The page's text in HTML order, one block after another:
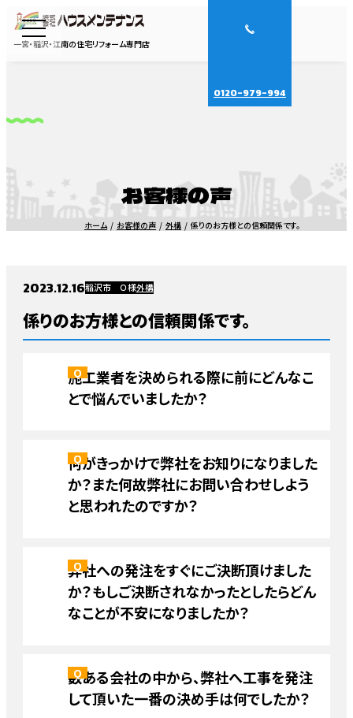
一宮・稲沢・江南の住宅リフォーム専門店
0120-979-994
お客様の声
ホーム お客様の声 外構 係りのお方様との信頼関係です。
2023.12.16稲沢市 Ｏ様外構
係りのお方様との信頼関係です。
施工業者を決められる際に前にどんなこ
とで悩んでいましたか？
何がきっかけで弊社をお知りになりました
か？また何故弊社にお問い合わせしよう
と思われたのですか？
弊社への発注をすぐにご決断頂けました
か？もしご決断されなかったとしたらどん
なことが不安になりましたか？
数ある会社の中から、弊社へ工事を発注
して頂いた一番の決め手は何でしたか？